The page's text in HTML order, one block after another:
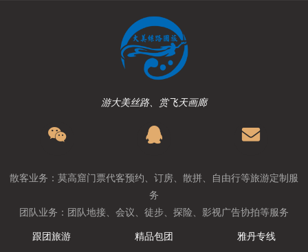
游大美丝路、赏飞天画廊
散客业务：莫高窟门票代客预约、订房、散拼、自由行等旅游定制服
务
团队业务：团队地接、会议、徒步、探险、影视广告协拍等服务
跟团旅游
精品包团 雅丹专线